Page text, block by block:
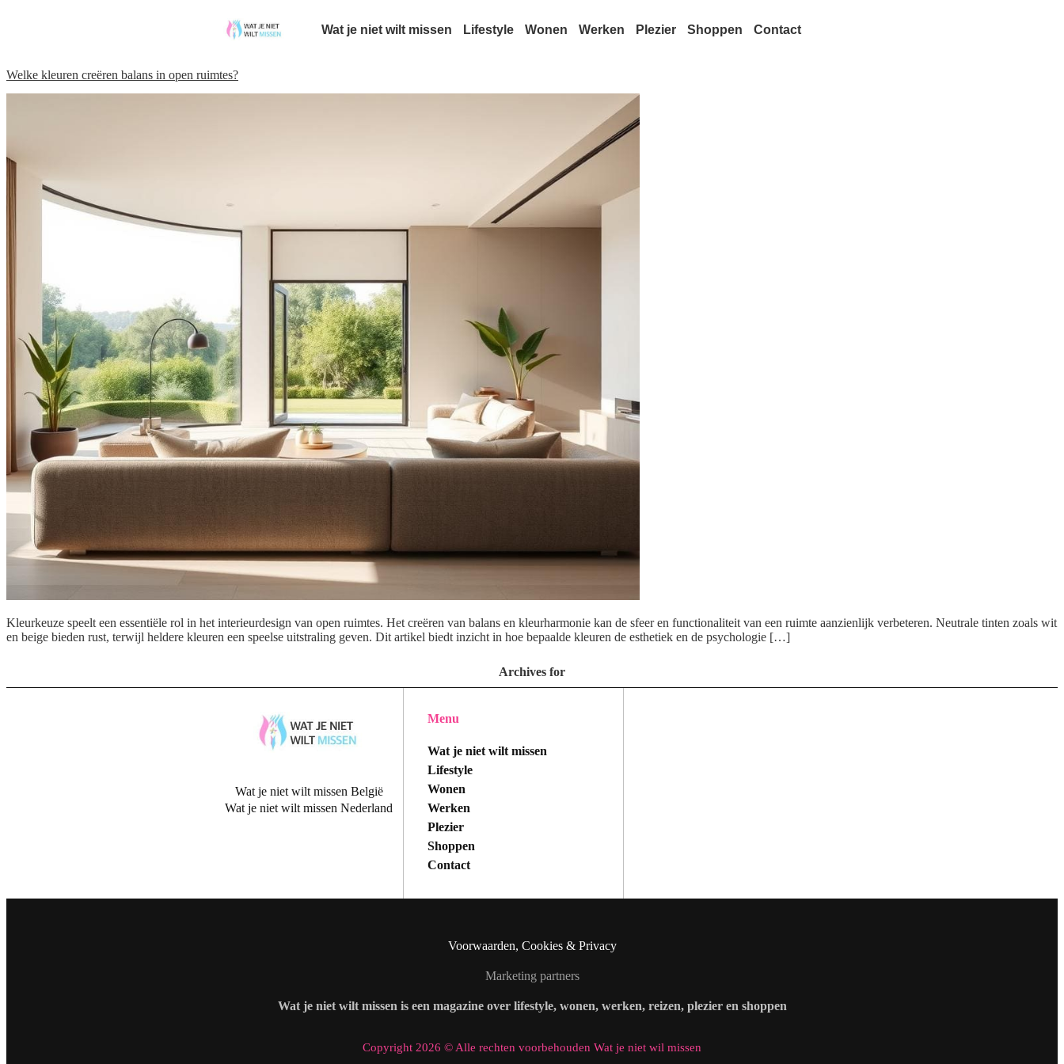
Wat je niet wilt missen Lifestyle Wonen Werken Plezier Shoppen Contact
Welke kleuren creëren balans in open ruimtes?
Kleurkeuze speelt een essentiële rol in het interieurdesign van open ruimtes. Het creëren van balans en kleurharmonie kan de sfeer en functionaliteit van een ruimte aanzienlijk verbeteren. Neutrale tinten zoals wit
en beige bieden rust, terwijl heldere kleuren een speelse uitstraling geven. Dit artikel biedt inzicht in hoe bepaalde kleuren de esthetiek en de psychologie […]
Archives for
Wat je niet wilt missen België
Wat je niet wilt missen Nederland
Menu
Wat je niet wilt missen
Lifestyle
Wonen
Werken
Plezier
Shoppen
Contact
Voorwaarden, Cookies & Privacy
Marketing partners
Wat je niet wilt missen is een magazine over lifestyle, wonen, werken, reizen, plezier en shoppen
Copyright 2026 © Alle rechten voorbehouden Wat je niet wil missen